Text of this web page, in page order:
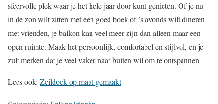
sfeervolle plek waar je het hele jaar door kunt genieten. Of je nu
in de zon wilt zitten met een goed boek of ’s avonds wilt dineren
met vrienden, je balkon kan veel meer zijn dan alleen maar een
open ruimte. Maak het persoonlijk, comfortabel en stijlvol, en je
zult merken dat je veel vaker naar buiten wil om te ontspannen.
Lees ook: Zeildoek op maat gemaakt